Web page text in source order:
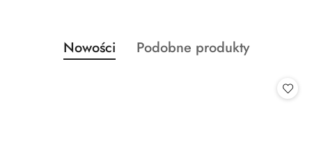
Pomiń karuzelę produktów
Produkty
o
Nowości
Produkty
Podobne produkty